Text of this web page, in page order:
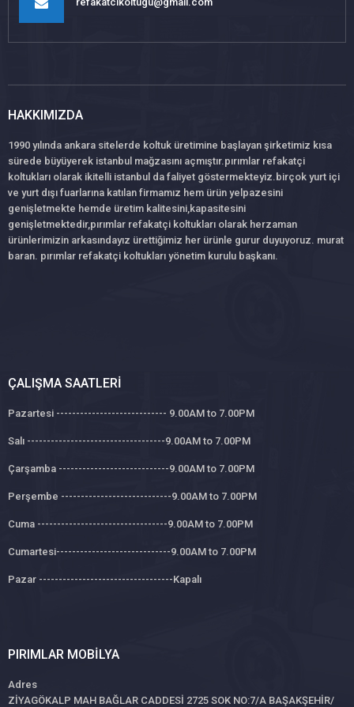
HAKKIMIZDA
1990 yılında ankara sitelerde koltuk üretimine başlayan şirketimiz kısa
sürede büyüyerek istanbul mağzasını açmıştır.pırımlar refakatçi
koltukları olarak ikitelli istanbul da faliyet göstermekteyiz.birçok yurt içi
ve yurt dışı fuarlarına katılan firmamız hem ürün yelpazesini
genişletmekte hemde üretim kalitesini,kapasitesini
genişletmektedir,pırımlar refakatçi koltukları olarak herzaman
ürünlerimizin arkasındayız ürettiğimiz her ürünle gurur duyuyoruz. murat
baran. pırımlar refakatçi koltukları yönetim kurulu başkanı.
ÇALIŞMA SAATLERI
Pazartesi ---------------------------- 9.00AM to 7.00PM
Salı -----------------------------------9.00AM to 7.00PM
Çarşamba ----------------------------9.00AM to 7.00PM
Perşembe ----------------------------9.00AM to 7.00PM
Cuma ---------------------------------9.00AM to 7.00PM
Cumartesi-----------------------------9.00AM to 7.00PM
Pazar ----------------------------------Kapalı
PIRIMLAR MOBILYA
Adres
ZİYAGÖKALP MAH BAĞLAR CADDESİ 2725 SOK NO:7/A BAŞAKŞEHİR/